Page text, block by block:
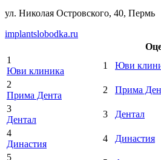
ул. Николая Островского, 40, Пермь
implantslobodka.ru
1
Юви клиника
1 Юви
2
Прима Дента
2 Прима
3
Дентал
3 Дентал
4
Династия
4 Династия
5